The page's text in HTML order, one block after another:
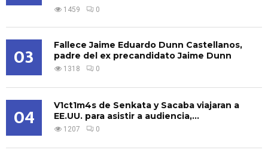
1459 0
03
Fallece Jaime Eduardo Dunn Castellanos,
padre del ex precandidato Jaime Dunn
1318 0
04
V1ct1m4s de Senkata y Sacaba viajaran a
EE.UU. para asistir a audiencia,...
1207 0